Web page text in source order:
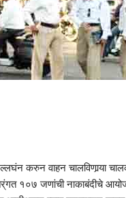
करुन वाहन चालविणार्‍या
१०७ जणांची नाकाबंदीचे